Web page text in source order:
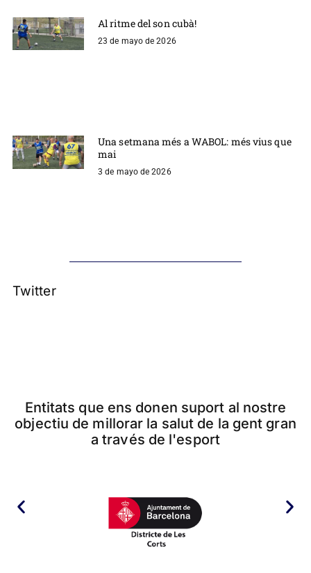
Al ritme del son cubà!
23 de mayo de 2026
Una setmana més a WABOL: més vius que
mai
3 de mayo de 2026
Twitter
Entitats que ens donen suport al nostre
objectiu de millorar la salut de la gent gran
a través de l'esport